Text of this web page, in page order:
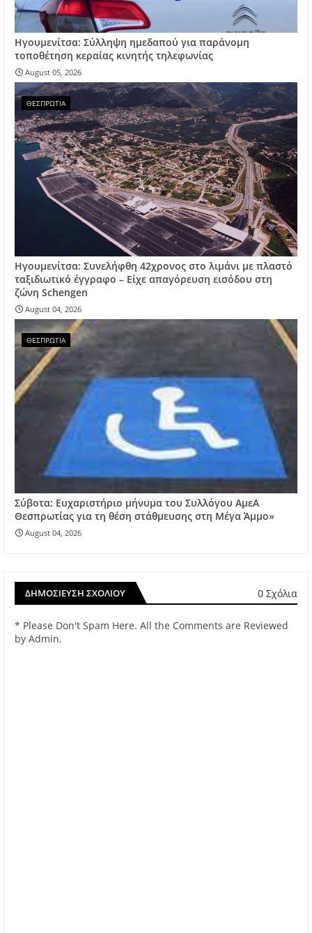
Ηγουμενίτσα: Σύλληψη ημεδαπού για παράνομη
τοποθέτηση κεραίας κινητής τηλεφωνίας
August 05, 2026
ΘΕΣΠΡΩΤΙΑ
Ηγουμενίτσα: Συνελήφθη 42χρονος στο λιμάνι με πλαστό
ταξιδιωτικό έγγραφο – Είχε απαγόρευση εισόδου στη
ζώνη Schengen
August 04, 2026
ΘΕΣΠΡΩΤΙΑ
Σύβοτα: Ευχαριστήριο μήνυμα του Συλλόγου ΑμεΑ
Θεσπρωτίας για τη θέση στάθμευσης στη Μέγα Άμμο»
August 04, 2026
ΔΗΜΟΣΊΕΥΣΗ ΣΧΟΛΊΟΥ 0 Σχόλια
* Please Don't Spam Here. All the Comments are Reviewed
by Admin.